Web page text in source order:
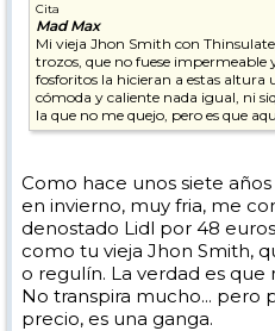
Cita
Mad Max
Mi vieja Jhon Smith con
trozos, que no fuese impermeable
fosforitos la hicieran a estas
cómoda y caliente nada igual, ni
la que no me quejo, pero es que
Como hace unos siete
en invierno, muy fria, me
denostado Lidl por 48
como tu vieja Jhon Smith,
o regulín. La verdad es que
No transpira mucho... pero
precio, es una ganga.